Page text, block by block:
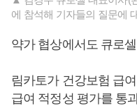
에 참석해 기자들의 질문에
약가 협상에서도 큐로
림카토가 건강보험 급
급여 적정성 평가를 통